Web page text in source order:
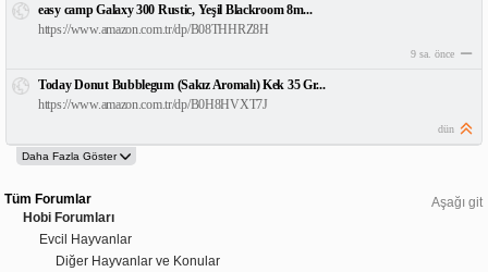
easy camp Galaxy 300 Rustic, Yeşil Blackroom 8m...
https://www.amazon.com.tr/dp/B08THHRZ8H
9 sa. önce
Today Donut Bubblegum (Sakız Aromalı) Kek 35 Gr...
https://www.amazon.com.tr/dp/B0H8HVXT7J
dün
Aşağı git
Tüm Forumlar
Hobi Forumları
Evcil Hayvanlar
Diğer Hayvanlar ve Konular